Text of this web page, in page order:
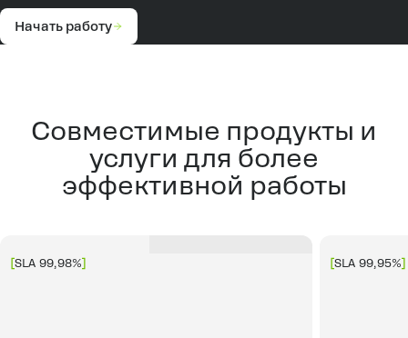
Начать работу
Совместимые продукты и
услуги для более
эффективной работы
SLA 99,98% SLA 99,95%